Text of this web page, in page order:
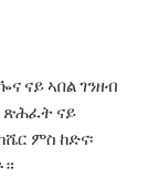
ናይ ኣበል ገንዘብ
ጽሕፈት ናይ
ምስ ከድና፡